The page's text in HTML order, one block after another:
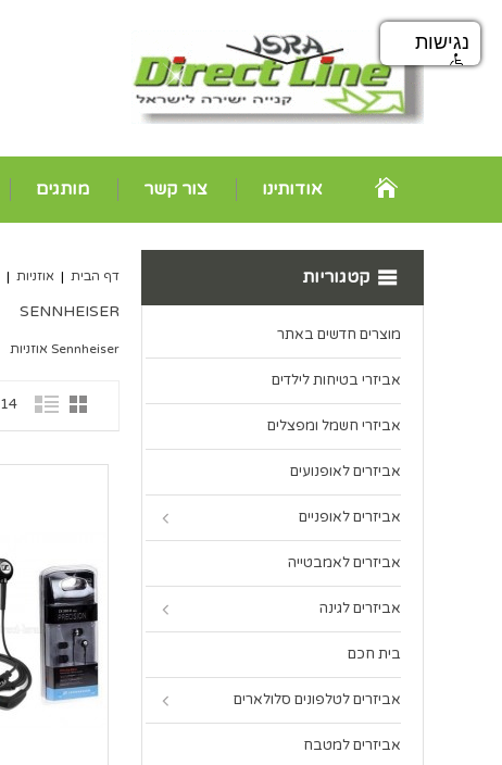
אודותינו צור קשר מותגים
דף הבית | אוזניות |
SENNHEISER
Sennheiser אוזניות
14 פריט(ים)
קטגוריות
מוצרים חדשים באתר
אביזרי בטיחות לילדים
אביזרי חשמל ומפצלים
אביזרים לאופנועים
אביזרים לאופניים
אביזרים לאמבטייה
אביזרים לגינה
בית חכם
אביזרים לטלפונים סלולארים
אביזרים למטבח
נגישות